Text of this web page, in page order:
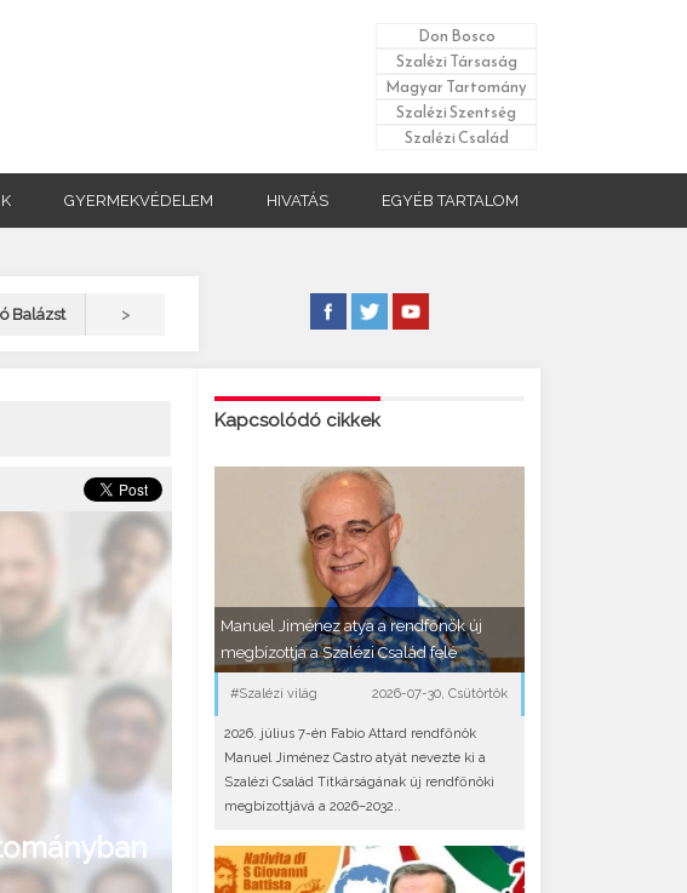
Don Bosco
Szalézi Társaság
Magyar Tartomány
Szalézi Szentség
Szalézi Család
GYERMEKVÉDELEM HIVATÁS EGYÉB TARTALOM
Balázst >
Kapcsolódó cikkek
Manuel Jiménez atya a rendfőnök új
megbízottja a Szalézi Család felé
#Szalézi világ 2026-07-30, Csütörtök
2026. július 7-én Fabio Attard rendfőnök
Manuel Jiménez Castro atyát nevezte ki a
Szalézi Család Titkárságának új rendfőnöki
megbízottjává a 2026–2032..